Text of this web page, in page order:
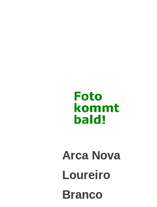
Arca Nova
Loureiro
Branco